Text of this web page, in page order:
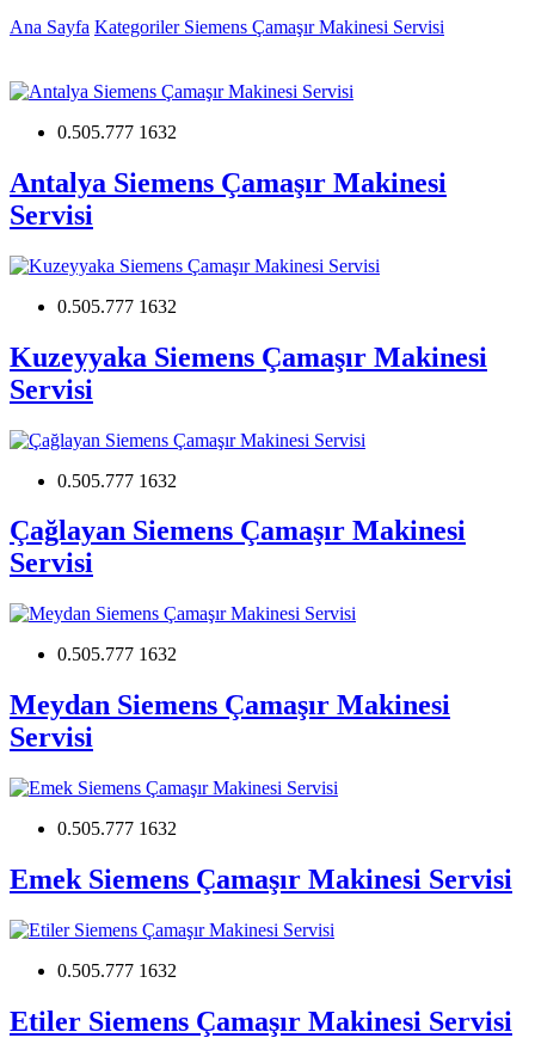
Ana Sayfa Kategoriler Siemens Çamaşır Makinesi Servisi
0.505.777 1632
Antalya Siemens Çamaşır Makinesi
Servisi
0.505.777 1632
Kuzeyyaka Siemens Çamaşır Makinesi
Servisi
0.505.777 1632
Çağlayan Siemens Çamaşır Makinesi
Servisi
0.505.777 1632
Meydan Siemens Çamaşır Makinesi
Servisi
0.505.777 1632
Emek Siemens Çamaşır Makinesi Servisi
0.505.777 1632
Etiler Siemens Çamaşır Makinesi Servisi